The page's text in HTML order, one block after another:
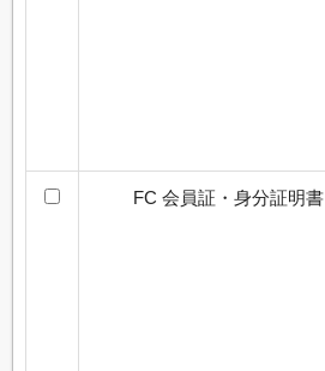
FC 会員証・身分証明書